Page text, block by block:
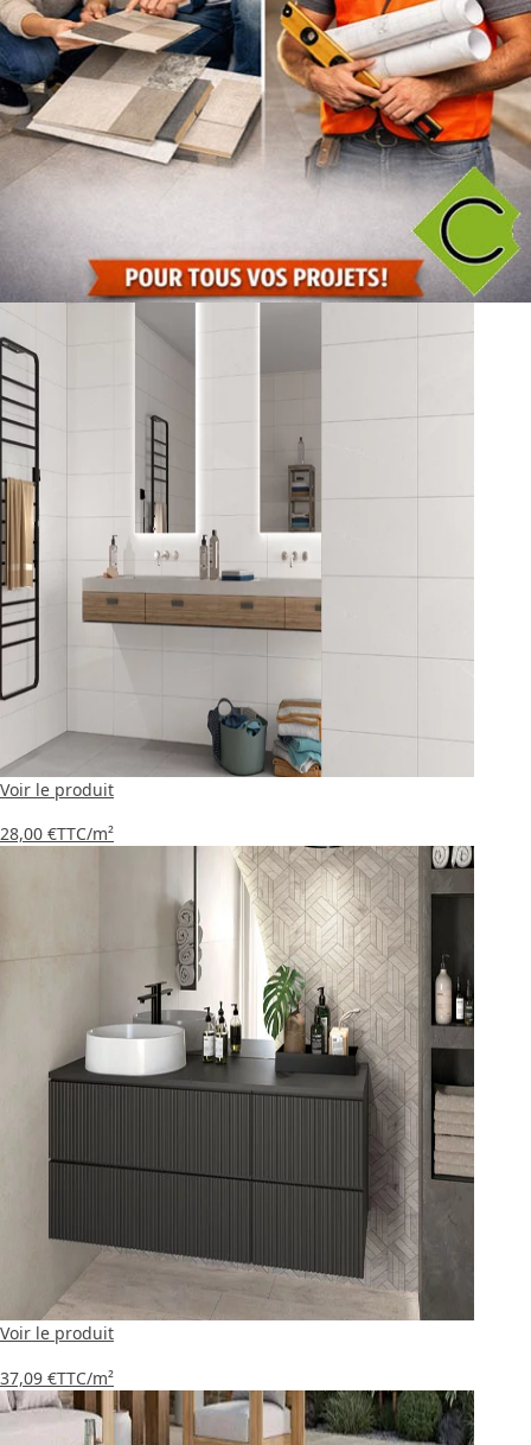
Voir le produit
28,00 €TTC/m²
Voir le produit
37,09 €TTC/m²